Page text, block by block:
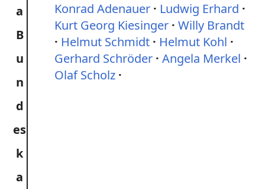
B
u
n
d
es
k
a
Konrad Adenauer
Ludwig Erhard
Kurt Georg Kiesinger Willy Brandt
Helmut Schmidt
Helmut Kohl
Gerhard Schröder Angela Merkel
Olaf Scholz